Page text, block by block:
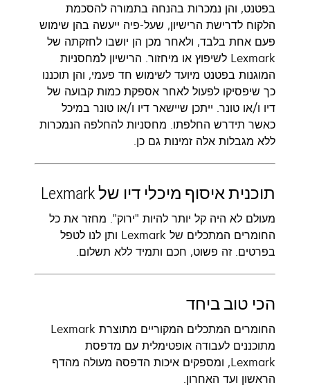
בפטנט, והן נמכרות בהנחה בתמורה להסכמת
הלקוח לדרישת הרישיון, שעל-פיה ייעשה בהן שימוש
פעם אחת בלבד, ולאחר מכן הן יושבו לחזקתה של
Lexmark לשיפוץ או מיחזור. הרישיון למחסניות
המוגנות בפטנט מיועד לשימוש חד פעמי, והן תוכננו
כך שיפסיקו לפעול לאחר אספקת כמות קבועה של
דיו ו/או טונר. ייתכן שיישאר דיו ו/או טונר במיכל
כאשר תידרש החלפתו. מחסניות להחלפה הנמכרות
ללא מגבלות אלה זמינות גם כן.
תוכנית איסוף מיכלי דיו של Lexmark
מעולם לא היה קל יותר להיות "ירוק". מחזר את כל
החומרים המתכלים של Lexmark ותן לנו לטפל
בפרטים. זה פשוט, חכם ותמיד ללא תשלום.
הכי טוב ביחד
החומרים המתכלים המקוריים מתוצרת Lexmark
מתוכננים לעבודה אופטימלית עם מדפסת
Lexmark, ומספקים איכות הדפסה מעולה מהדף
הראשון ועד האחרון.